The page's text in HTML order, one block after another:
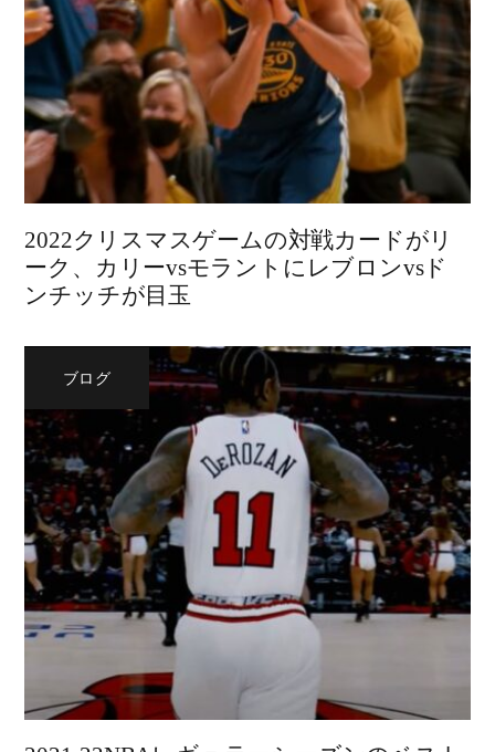
2022クリスマスゲームの対戦カードがリ
ーク、カリーvsモラントにレブロンvsド
ンチッチが目玉
ブログ